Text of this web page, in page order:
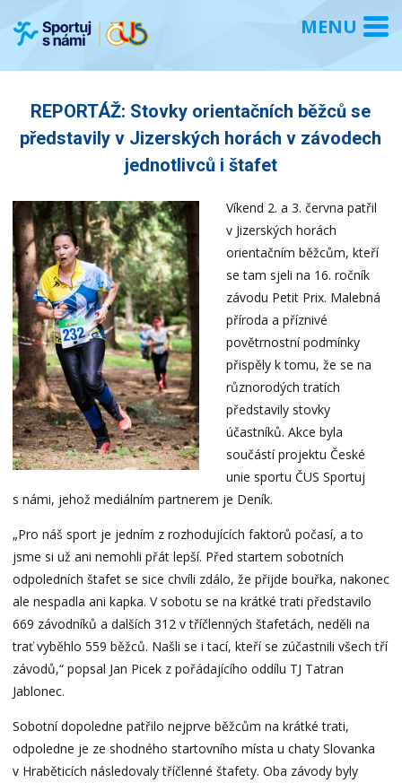
REPORTÁŽ: Stovky orientačních běžců se
představily v Jizerských horách v závodech
jednotlivců i štafet
Víkend 2. a 3. června patřil
v Jizerských horách
orientačním běžcům, kteří
se tam sjeli na 16. ročník
závodu Petit Prix. Malebná
příroda a příznivé
povětrnostní podmínky
přispěly k tomu, že se na
různorodých tratích
představily stovky
účastníků. Akce byla
součástí projektu České
unie sportu ČUS Sportuj
s námi, jehož mediálním partnerem je Deník.
„Pro náš sport je jedním z rozhodujících faktorů počasí, a to
jsme si už ani nemohli přát lepší. Před startem sobotních
odpoledních štafet se sice chvíli zdálo, že přijde bouřka, nakonec
ale nespadla ani kapka. V sobotu se na krátké trati představilo
669 závodníků a dalších 312 v tříčlenných štafetách, neděli na
trať vyběhlo 559 běžců. Našli se i tací, kteří se zúčastnili všech tří
závodů,“ popsal Jan Picek z pořádajícího oddílu TJ Tatran
Jablonec.
Sobotní dopoledne patřilo nejprve běžcům na krátké trati,
odpoledne je ze shodného startovního místa u chaty Slovanka
v Hraběticích následovaly tříčlenné štafety. Oba závody byly